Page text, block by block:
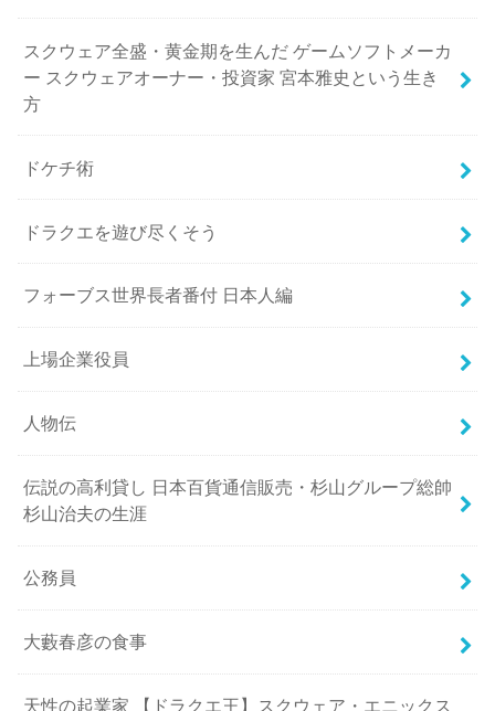
スクウェア全盛・黄金期を生んだ ゲームソフトメーカ
ー スクウェアオーナー・投資家 宮本雅史という生き
方
ドケチ術
ドラクエを遊び尽くそう
フォーブス世界長者番付 日本人編
上場企業役員
人物伝
伝説の高利貸し 日本百貨通信販売・杉山グループ総帥
杉山治夫の生涯
公務員
大藪春彦の食事
天性の起業家 【ドラクエ王】スクウェア・エニックス